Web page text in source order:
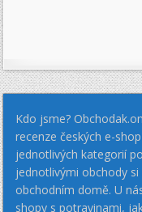
Kdo jsme?
recenze českých e-
jednotlivých kategorií
jednotlivými obchody
obchodním domě. U
shopy s potravinami,